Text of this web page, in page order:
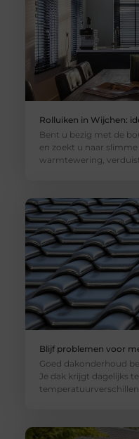
Rolluiken in Wijchen:
Bent u bezig met de
en zoekt u naar
warmtewering,
Blijf problemen voor
Goed dakonderhoud
Je dak krijgt dagelijks